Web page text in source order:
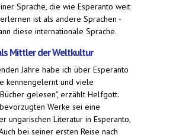
Sprache, die wie Esperanto weit
ist als andere Sprachen -
diese internationale Sprache.
Mittler der Weltkultur
Jahre habe ich über Esperanto
kennengelernt und viele
gelesen", erzählt Helfgott.
Werke sei eine
ungarischen Literatur in Esperanto,
bei seiner ersten Reise nach